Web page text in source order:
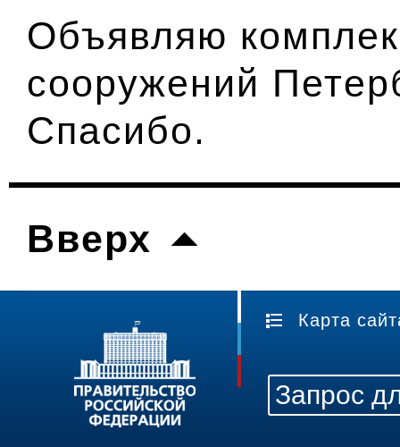
Объявляю
сооружений
Спасибо.
Вверх
Карта